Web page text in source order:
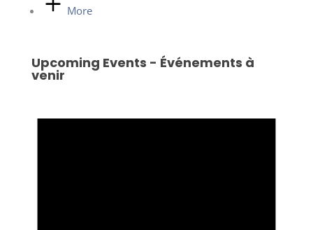
More
Upcoming Events - Événements à
venir